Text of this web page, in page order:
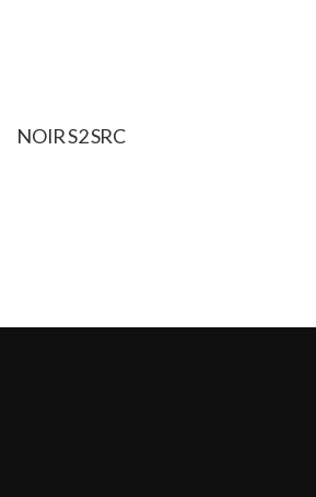
NOIR S2 SRC